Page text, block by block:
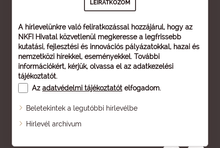
A hírlevelünkre való feliratkozással hozzájárul, hogy az
NKFI Hivatal közvetlenül megkeresse a legfrissebb
kutatási, fejlesztési és innovációs pályázatokkal, hazai és
nemzetközi hírekkel, eseményekkel. További
információkért, kérjük, olvassa el az adatkezelési
tájékoztatót.
Az adatvédelmi tájékoztatót elfogadom.
Beletekintek a legutóbbi hírlevélbe
Hírlevél archívum
Oldaltérkép